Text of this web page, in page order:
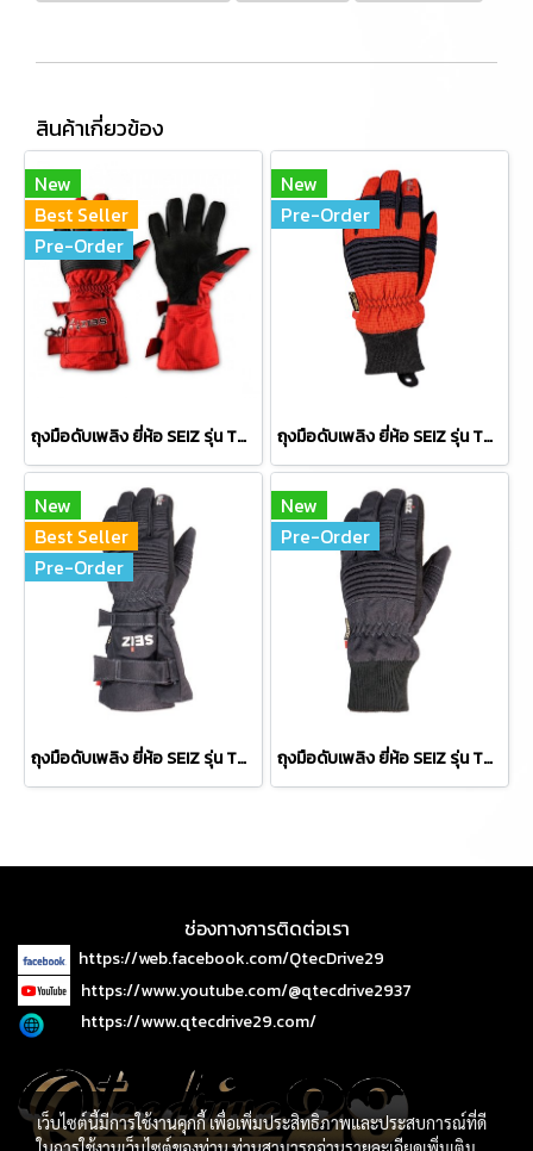
สินค้าเกี่ยวข้อง
New
Best Seller
Pre-Order
ถุงมือดับเพลิง ยี่ห้อ SEIZ รุ่น THERMO-FIGHTER RED (TF-RED)
New
Pre-Order
ถุงมือดับเพลิง ยี่ห้อ SEIZ รุ่น THERMO-FIGHTER S RED (TF-S-RED)
New
Best Seller
Pre-Order
ถุงมือดับเพลิง ยี่ห้อ SEIZ รุ่น THERMO-FIGHTER (TF)
New
Pre-Order
ถุงมือดับเพลิง ยี่ห้อ SEIZ รุ่น THERMO-FIGHTER S (TF-S)
ช่องทางการติดต่อเรา
https://web.facebook.com/QtecDrive29
https://www.youtube.com/@qtecdrive2937
https://www.qtecdrive29.com/
เว็บไซต์นี้มีการใช้งานคุกกี้ เพื่อเพิ่มประสิทธิภาพและประสบการณ์ที่ดี